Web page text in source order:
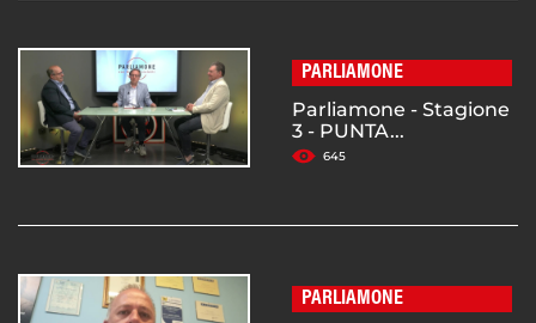
PARLIAMONE
Parliamone - Stagione
3 - PUNTA...
645
PARLIAMONE